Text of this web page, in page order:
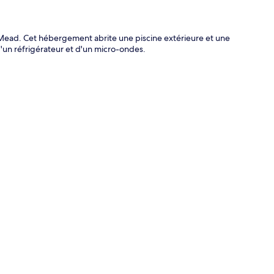
Cet hébergement abrite une piscine extérieure et une
réfrigérateur et d'un micro-ondes.